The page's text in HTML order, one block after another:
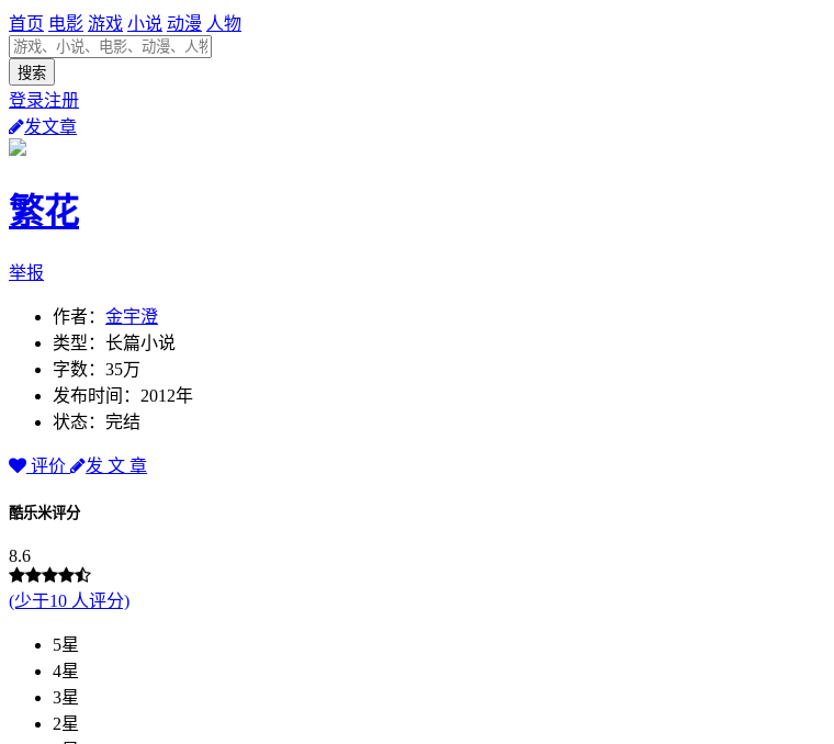
首页 电影 游戏 小说 动漫 人物
登录注册
发文章
繁花
举报
作者： 金宇澄
类型：长篇小说
字数：35万
发布时间：2012年
状态：完结
评价 发 文 章
酷乐米评分
8.6
(少于10 人评分)
5星
4星
3星
2星